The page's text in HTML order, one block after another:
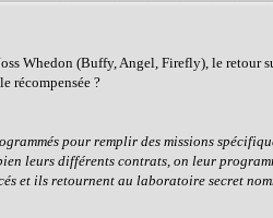
Whedon (Buffy, Angel, Firefly), le retour
récompensée ?
pour remplir des missions
leurs différents contrats, on leur
et ils retournent au laboratoire secret